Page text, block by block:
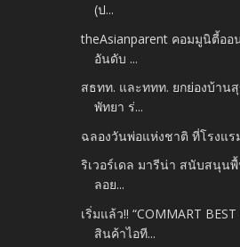
(ป...
theAsianparent คอมมูนิตี้อ
อันดับ ...
สธทท. และททท. ยกย่องบ้าน
พัทยา ร่...
ฉลองวันพ่อแห่งชาติ ที่โรงแร
ริเวอร์เดล มารีน่า สนับสนุน
ลอย...
เริ่มแล้ว!! “COMMART
สินค้าไอที...